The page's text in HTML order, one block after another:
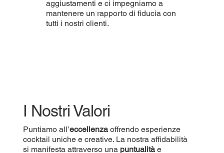
I Nostri Valori
Puntiamo all’eccellenzaoffrendo esperienze
cocktail uniche e creative. La nostra affidabilità
si manifesta attraverso una puntualitàe
aggiustamenti e ci impegniamo a
mantenere un rapporto di fiducia con
tutti i nostri clienti.